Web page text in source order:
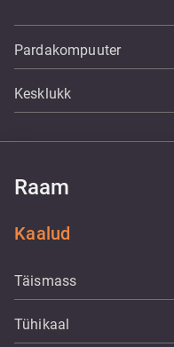
Pardakompuuter
Kesklukk
Raam
Kaalud
Täismass
Tühikaal